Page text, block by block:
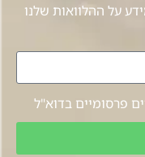
על ההלוואות שלנו
פרסומיים בדוא"ל